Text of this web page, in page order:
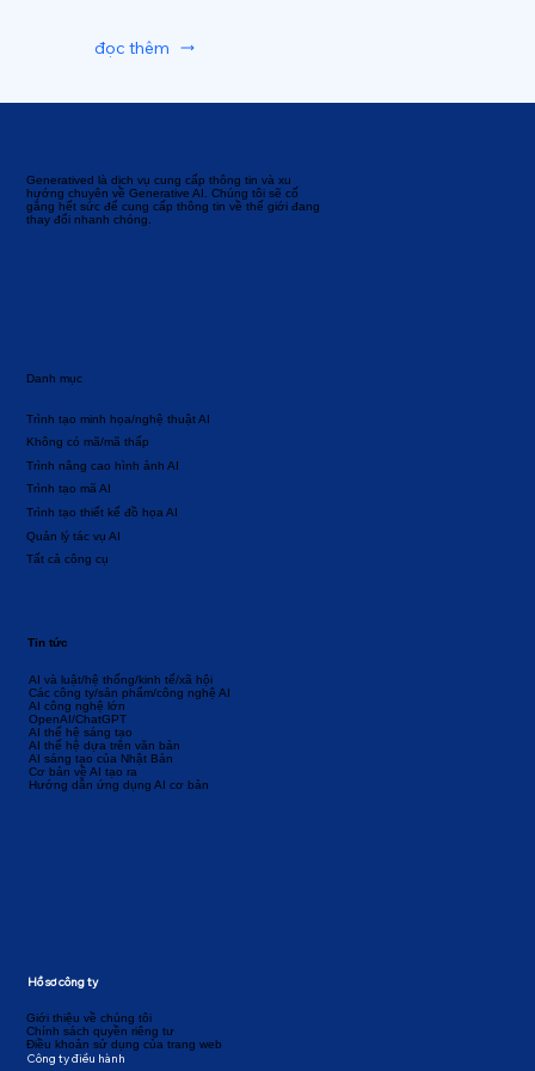
Generatived là dịch vụ cung cấp thông tin và xu
hướng chuyên về Generative AI. Chúng tôi sẽ cố
gắng hết sức để cung cấp thông tin về thế giới đang
thay đổi nhanh chóng.
Danh mục
Tất cả công cụ
Quản lý tác vụ AI
Trình tạo thiết kế đồ họa AI
Không có mã/mã thấp
Trình tạo mã AI
Trình nâng cao hình ảnh AI
Trình tạo minh họa/nghệ thuật AI
AI và luật/hệ thống/kinh tế/xã hội
Các công ty/sản phẩm/công nghệ AI
AI công nghệ lớn
OpenAI/ChatGPT
AI thế hệ sáng tạo
AI thế hệ dựa trên văn bản
AI sáng tạo của Nhật Bản
Cơ bản về AI tạo ra
Hướng dẫn ứng dụng AI cơ bản
Tin tức
Giới thiệu về chúng tôi
Chính sách quyền riêng tư
Điều khoản sử dụng của trang web
Công ty điều hành
Hồ sơ công ty
đọc thêm